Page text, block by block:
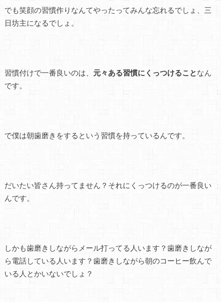
でも笑顔の習慣作りなんてやったってみんな忘れるでしょ、三
日坊主になるでしょ。
習慣付けで一番良いのは、 元々ある習慣にくっつけることなん
です。
で僕は朝歯磨きをするという習慣を持っているんです。
だいたい皆さん持ってません？それにくっつけるのが一番良い
んです。
しかも歯磨きしながらメール打ってる人います？歯磨きしなが
ら電話している人います？歯磨きしながら朝のコーヒー飲んで
いる人とかいないでしょ？